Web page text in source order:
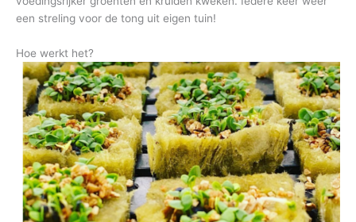
een streling voor de tong uit eigen tuin!
Hoe werkt het?